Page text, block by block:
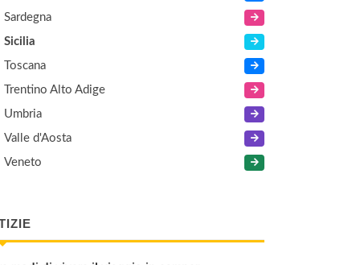
Sardegna
Sicilia
Toscana
Trentino Alto Adige
Umbria
Valle d'Aosta
Veneto